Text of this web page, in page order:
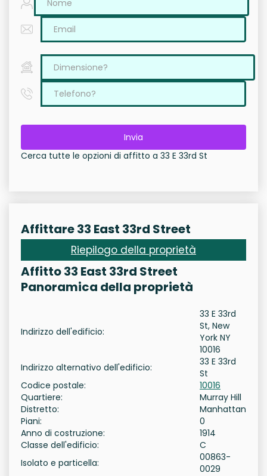
Invia
Cerca tutte le opzioni di affitto a 33 E 33rd St
Affittare 33 East 33rd Street
Riepilogo della proprietà
Affitto 33 East 33rd Street
Panoramica della proprietà
Indirizzo dell'edificio:
33 E 33rd
St, New
York NY
10016
Indirizzo alternativo dell'edificio:
33 E 33rd
St
Codice postale:
10016
Quartiere:
Murray Hill
Distretto:
Manhattan
Piani:
0
Anno di costruzione:
1914
Classe dell'edificio:
C
Isolato e particella:
00863-
0029